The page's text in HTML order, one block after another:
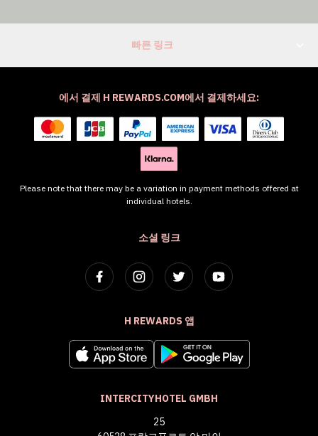
빠른 링크
소셜 링크
H REWARDS 앱
INTERCITYHOTEL GMBH
25
에서 결제 H REWARDS.COM에서 결제하세요:
Please note that there may be a variation in payment methods offered at
individual hotels.